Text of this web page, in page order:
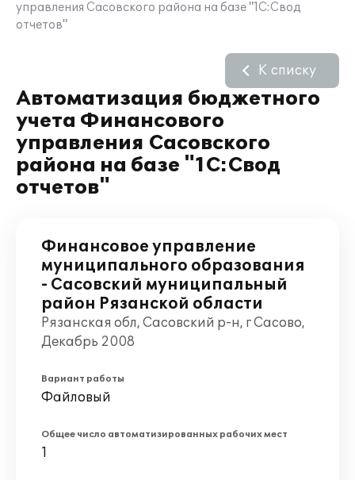
управления Сасовского района на базе "1С:Свод
отчетов"
Автоматизация бюджетного
учета Финансового
управления Сасовского
района на базе "1С:Свод
отчетов"
К списку
Финансовое управление
муниципального образования
- Сасовский муниципальный
район Рязанской области
Рязанская обл, Сасовский р-н, г Сасово,
Декабрь 2008
Вариант работы
Файловый
Общее число автоматизированных рабочих мест
1